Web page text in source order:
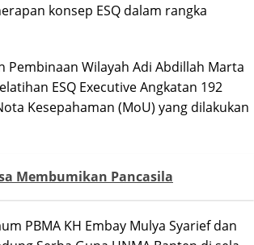
konsep ESQ dalam rangka
Pembinaan Wilayah Adi Abdillah Marta
ESQ Executive Angkatan 192
Kesepahaman (MoU) yang dilakukan
Membumikan Pancasila
PBMA KH Embay Mulya Syarief dan